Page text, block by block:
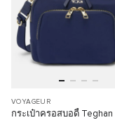
VOYAGEUR
กระเป๋าครอสบอดี้ Teghan